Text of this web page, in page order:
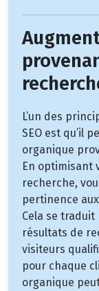
L’un des
SEO est qu’il
organique
En optimisant
recherche,
pertinence
Cela se
résultats de
visiteurs
pour chaque
organique